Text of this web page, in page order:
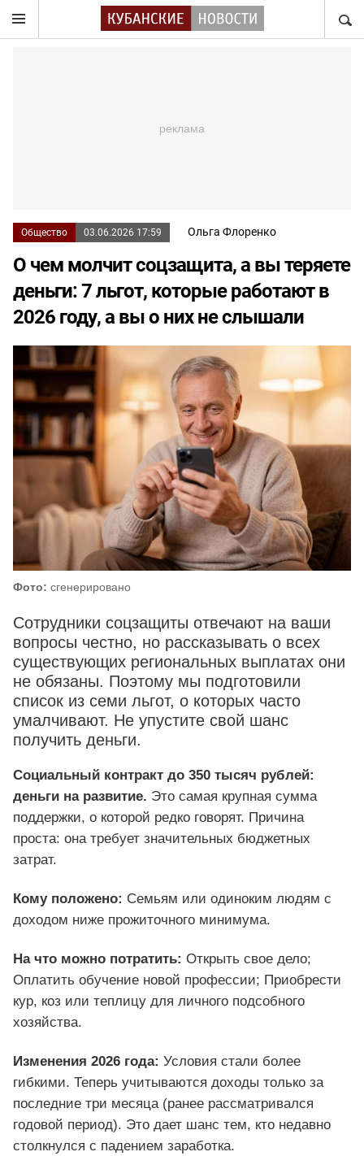
Общество 03.06.2026 17:59 Ольга Флоренко
О чем молчит соцзащита, а вы теряете
деньги: 7 льгот, которые работают в
2026 году, а вы о них не слышали
Фото: сгенерировано
Сотрудники соцзащиты отвечают на ваши
вопросы честно, но рассказывать о всех
существующих региональных выплатах они
не обязаны. Поэтому мы подготовили
список из семи льгот, о которых часто
умалчивают. Не упустите свой шанс
получить деньги.
Социальный контракт до 350 тысяч рублей:
деньги на развитие. Это самая крупная сумма
поддержки, о которой редко говорят. Причина
проста: она требует значительных бюджетных
затрат.
Кому положено: Семьям или одиноким людям с
доходом ниже прожиточного минимума.
На что можно потратить: Открыть свое дело;
Оплатить обучение новой профессии; Приобрести
кур, коз или теплицу для личного подсобного
хозяйства.
Изменения 2026 года: Условия стали более
гибкими. Теперь учитываются доходы только за
последние три месяца (ранее рассматривался
годовой период). Это дает шанс тем, кто недавно
столкнулся с падением заработка.